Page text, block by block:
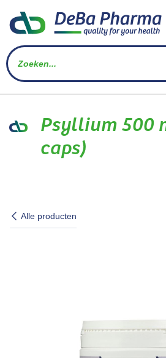
Alle producten
Psyllium 500
caps)